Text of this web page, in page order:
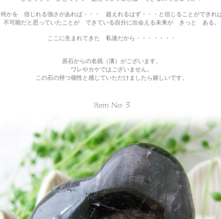
何かを 信じれる強さがあれば・・・ 超えれるはず・・・と信じることができれ
不可能だと思っていたことが できている自分に出会える未来が きっと ある。
ここに生まれてきた 私達だから・・・・・・・
原石からの名残（溝）がございます。
ワレやカケではございません。
この石の持つ個性と感じていただけましたら嬉しいです。